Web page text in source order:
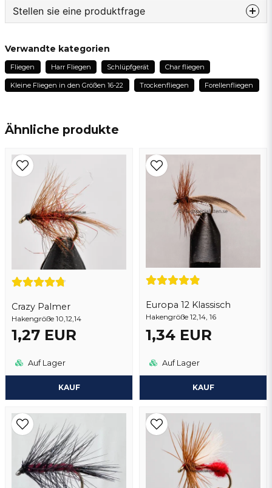
Ähnliche produkte
Crazy Palmer
Hakengröße 10,12,14
1,27 EUR
Auf Lager
KAUF
Europa 12 Klassisch
Hakengröße 12,14, 16
1,34 EUR
Auf Lager
KAUF
Stellen sie eine produktfrage
Fragen sie uns etwas zu diesem produkt...
E-Mail addresse
Ja, sie können meine frage veröffentlichen
Verwandte kategorien
Fliegen Harr Fliegen Schlüpfgerät Char fliegen
Kleine Fliegen in den Größen 16-22 Trockenfliegen Forellenfliegen